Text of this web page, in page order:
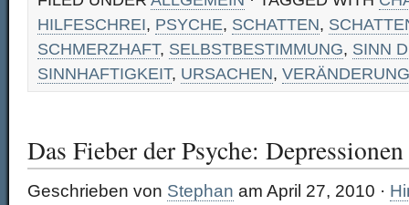
HILFESCHREI, PSYCHE, SCHATTEN,
SCHMERZHAFT, SELBSTBESTIMMUNG, SINN
SINNHAFTIGKEIT, URSACHEN, VERÄNDERUNG
Das Fieber der Psyche: Depressionen
Geschrieben von Stephan am April 27, 2010 ·